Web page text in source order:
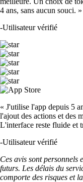
4 ans, sans aucun souci. »
-Utilisateur vérifié
« J'utilise l'app depuis 5
l'ajout des actions et des
L'interface reste fluide et
-Utilisateur vérifié
Ces avis sont personnels
futurs. Les délais du
comporte des risques et